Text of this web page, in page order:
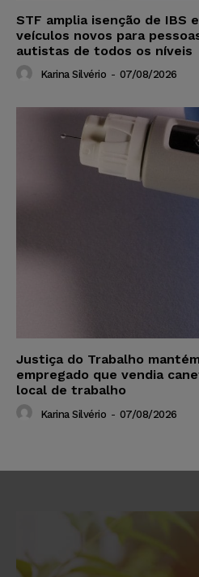
STF amplia isenção de IBS
veículos novos para
autistas de todos os níveis
Karina Silvério - 07/08/2026
Justiça do Trabalho
empregado que vendia
local de trabalho
Karina Silvério - 07/08/2026